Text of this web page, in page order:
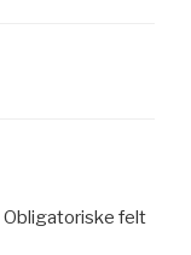
Obligatoriske felt